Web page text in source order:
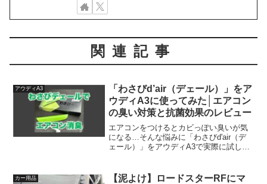
関連記事
アウディA3
「わさびd’air（デェール）」をア
ウディA3に使ってみた│エアコン
の臭い対策と抗菌効果のレビュー
エアコンをつけるとカビっぽい臭いが気
になる…そんな悩みに「わさびd'air（デ
ェール）」をアウディA3で実際に試した
と使用感を正直に紹介します。
カー用品
【泥よけ】ロードスターRFにマ